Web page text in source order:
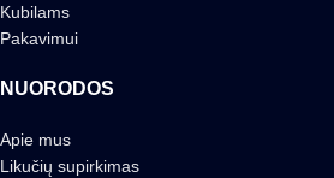
Kubilams
Pakavimui
NUORODOS
Apie mus
Likučių supirkimas